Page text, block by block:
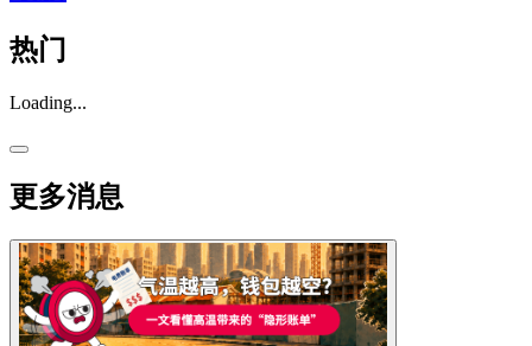
热门
Loading...
更多消息